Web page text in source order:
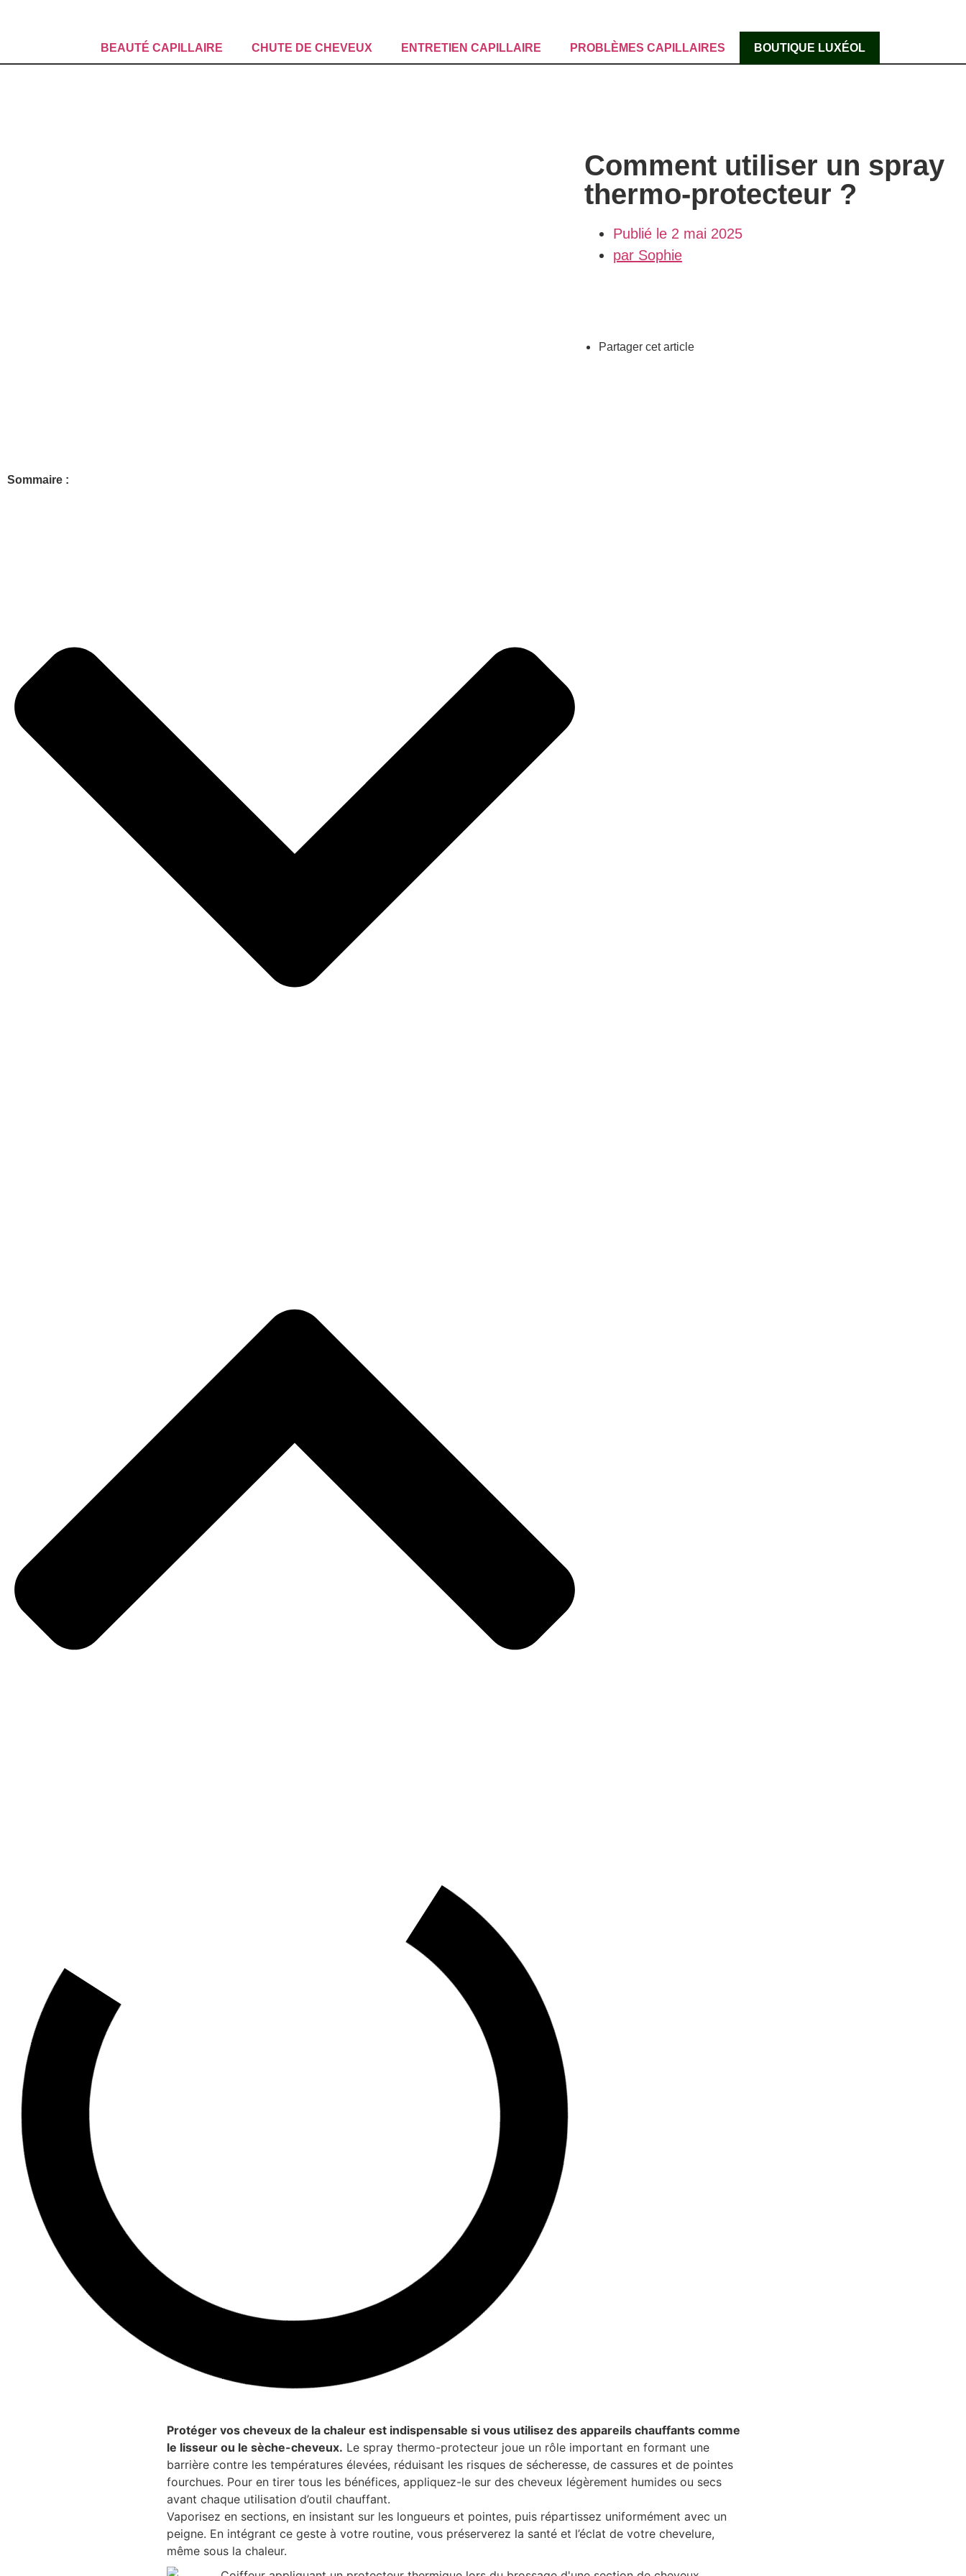
BEAUTÉ CAPILLAIRE CHUTE DE CHEVEUX ENTRETIEN CAPILLAIRE PROBLÈMES CAPILLAIRES BOUTIQUE LUXÉOL
Comment utiliser un spray
thermo-protecteur ?
Publié le 2 mai 2025
parSophie
Partager cet article
Sommaire :
Protéger vos cheveux de la chaleur est indispensable si vous utilisez des appareils chauffants comme
le lisseur ou le sèche-cheveux. Le spray thermo-protecteur joue un rôle important en formant une
barrière contre les températures élevées, réduisant les risques de sécheresse, de cassures et de pointes
fourchues. Pour en tirer tous les bénéfices, appliquez-le sur des cheveux légèrement humides ou secs
avant chaque utilisation d’outil chauffant.
Vaporisez en sections, en insistant sur les longueurs et pointes, puis répartissez uniformément avec un
peigne. En intégrant ce geste à votre routine, vous préserverez la santé et l’éclat de votre chevelure,
même sous la chaleur.